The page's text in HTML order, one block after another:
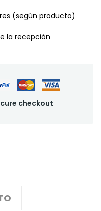
(según producto)
la recepción
checkout